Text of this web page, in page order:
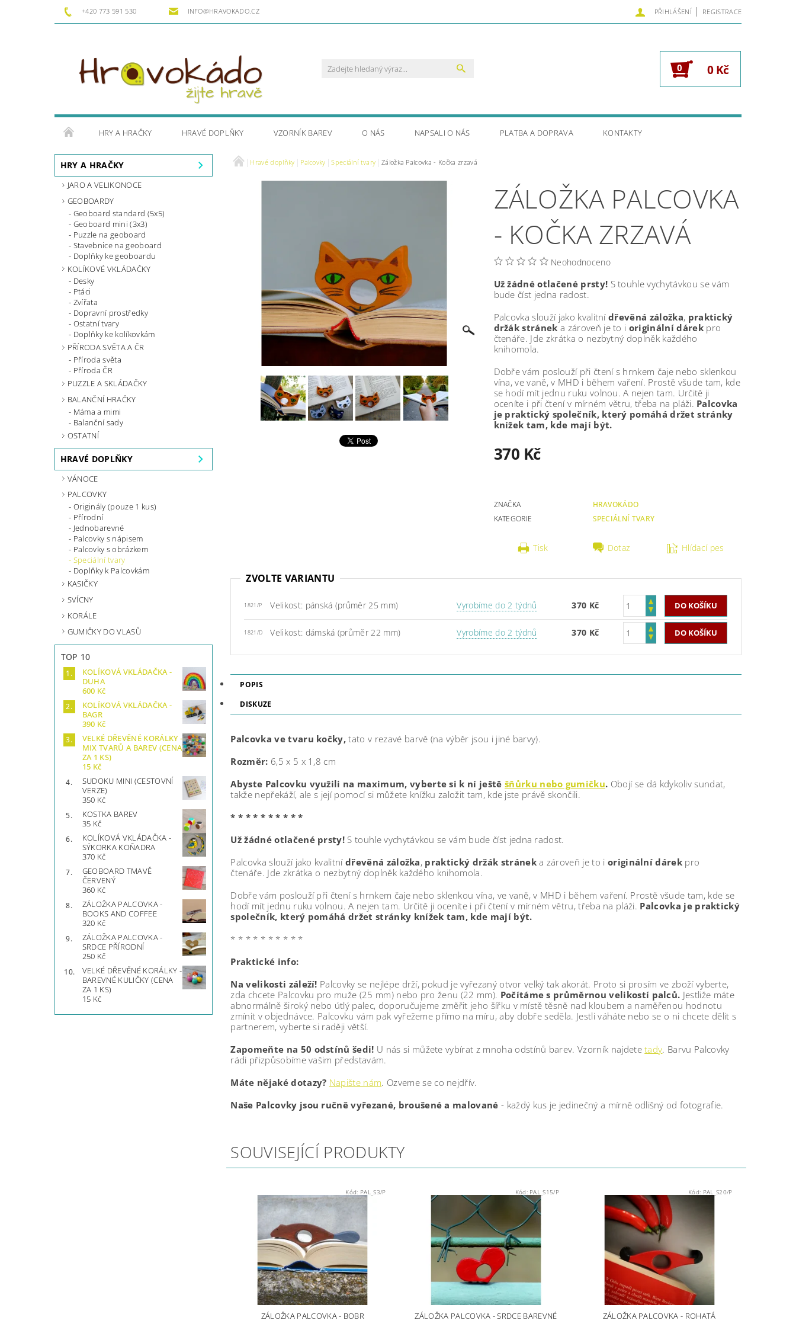
+420 773 591 530 INFO@HRAVOKADO.CZ PŘIHLÁŠENÍ | REGISTRACE
0 0 Kč
HRY A HRAČKY HRAVÉ DOPLŇKY VZORNÍK BAREV O NÁS NAPSALI O NÁS PLATBA A DOPRAVA KONTAKTY
HRY A HRAČKY
JARO A VELIKONOCE
GEOBOARDY
Geoboard standard (5x5)
Geoboard mini (3x3)
Puzzle na geoboard
Stavebnice na geoboard
Doplňky ke geoboardu
KOLÍKOVÉ VKLÁDAČKY
Desky
Ptáci
Zvířata
Dopravní prostředky
Ostatní tvary
Doplňky ke kolíkovkám
PŘÍRODA SVĚTA A ČR
Příroda světa
Příroda ČR
PUZZLE A SKLÁDAČKY
BALANČNÍ HRAČKY
Máma a mimi
Balanční sady
OSTATNÍ
HRAVÉ DOPLŇKY
VÁNOCE
PALCOVKY
Originály (pouze 1 kus)
Přírodní
Jednobarevné
Palcovky s nápisem
Palcovky s obrázkem
Speciální tvary
Doplňky k Palcovkám
KASIČKY
SVÍCNY
KORÁLE
GUMIČKY DO VLASŮ
TOP 10
KOLÍKOVÁ VKLÁDAČKA -
DUHA
600 Kč
KOLÍKOVÁ VKLÁDAČKA -
BAGR
390 Kč
VELKÉ DŘEVĚNÉ KORÁLKY -
MIX TVARŮ A BAREV (CENA
ZA 1 KS)
15 Kč
SUDOKU MINI (CESTOVNÍ
VERZE)
350 Kč
KOSTKA BAREV
35 Kč
KOLÍKOVÁ VKLÁDAČKA -
SÝKORKA KOŇADRA
370 Kč
GEOBOARD TMAVĚ
ČERVENÝ
360 Kč
ZÁLOŽKA PALCOVKA -
BOOKS AND COFFEE
320 Kč
ZÁLOŽKA PALCOVKA -
SRDCE PŘÍRODNÍ
250 Kč
VELKÉ DŘEVĚNÉ KORÁLKY -
BAREVNÉ KULIČKY (CENA
ZA 1 KS)
15 Kč
Hravé doplňky Palcovky Speciální tvary Záložka Palcovka - Kočka zrzavá
ZÁLOŽKA PALCOVKA
- KOČKA ZRZAVÁ
Neohodnoceno
Už žádné otlačené prsty! S touhle vychytávkou se vám
bude číst jedna radost.
Palcovka slouží jako kvalitnídřevěná záložka, praktický
držák stránek a zároveň je to i originální dárekpro
čtenáře. Jde zkrátka o nezbytný doplněk každého
knihomola.
Dobře vám poslouží při čtení s hrnkem čaje nebo sklenkou
vína, ve vaně, v MHD i během vaření. Prostě všude tam, kde
se hodí mít jednu ruku volnou. A nejen tam. Určitě ji
oceníte i při čtení v mírném větru, třeba na pláži. Palcovka
je praktický společník, který pomáhá držet stránky
knížek tam, kde mají být.
370 Kč
ZNAČKA
HRAVOKÁDO
KATEGORIE
SPECIÁLNÍ TVARY
Tisk Dotaz Hlídací pes
ZVOLTE VARIANTU
1821/P Velikost: pánská (průměr 25 mm) Vyrobíme do 2 týdnů 370 Kč
1821/D Velikost: dámská (průměr 22 mm) Vyrobíme do 2 týdnů 370 Kč
POPIS
DISKUZE
Palcovka ve tvaru kočky,tato v rezavé barvě (na výběr jsou i jiné barvy).
Rozměr: 6,5 x 5 x 1,8 cm
Abyste Palcovku využili na maximum, vyberte si k ní ještě šňůrku nebo gumičku. Obojí se dá kdykoliv sundat,
takže nepřekáží, ale s její pomocí si můžete knížku založit tam, kde jste právě skončili.
* * * * * * * * * *
Už žádné otlačené prsty! S touhle vychytávkou se vám bude číst jedna radost.
Palcovka slouží jako kvalitnídřevěná záložka, praktický držák stráneka zároveň je to i originální dárek pro
čtenáře. Jde zkrátka o nezbytný doplněk každého knihomola.
Dobře vám poslouží při čtení s hrnkem čaje nebo sklenkou vína, ve vaně, v MHD i během vaření. Prostě všude tam, kde se
hodí mít jednu ruku volnou. A nejen tam. Určitě ji oceníte i při čtení v mírném větru, třeba na pláži. Palcovka je praktický
společník, který pomáhá držet stránky knížek tam, kde mají být.
* * * * * * * * * *
Praktické info:
Na velikosti záleží! Palcovky se nejlépe drží, pokud je vyřezaný otvor velký tak akorát. Proto si prosím ve zboží vyberte,
zda chcete Palcovku pro muže (25 mm) nebo pro ženu (22 mm). Počítáme s průměrnou velikostí palců. Jestliže máte
abnormálně široký nebo útlý palec, doporučujeme změřit jeho šířku v místě těsně nad kloubem a naměřenou hodnotu
zmínit v objednávce. Palcovku vám pak vyřežeme přímo na míru, aby dobře seděla. Jestli váháte nebo se o ni chcete dělit s
partnerem, vyberte si raději větší.
Zapomeňte na 50 odstínů šedi! U nás si můžete vybírat z mnoha odstínů barev. Vzorník najdetetady. Barvu Palcovky
rádi přizpůsobíme vašim představám.
Máte nějaké dotazy? Napište nám. Ozveme se co nejdřív.
Naše Palcovky jsou ručně vyřezané, broušené a malované - každý kus je jedinečný a mírně odlišný od fotografie.
SOUVISEJÍCÍ PRODUKTY
Kód: PAL_S3/P
ZÁLOŽKA PALCOVKA - BOBR
Kód: PAL_S15/P
ZÁLOŽKA PALCOVKA - SRDCE BAREVNÉ
Kód: PAL_S20/P
ZÁLOŽKA PALCOVKA - ROHATÁ